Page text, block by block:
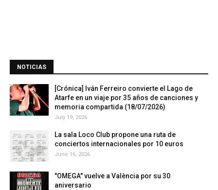
NOTICIAS
[Crónica] Iván Ferreiro convierte el Lago de
Atarfe en un viaje por 35 años de canciones y
memoria compartida (18/07/2026)
July 19, 2026
La sala Loco Club propone una ruta de
conciertos internacionales por 10 euros
June 16, 2026
"OMEGA" vuelve a València por su 30
aniversario